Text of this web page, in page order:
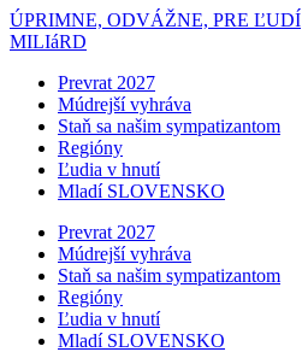
ÚPRIMNE, ODVÁŽNE, PRE ĽUDÍ
MILIáRD
Prevrat 2027
Múdrejší vyhráva
Staň sa našim sympatizantom
Regióny
Ľudia v hnutí
Mladí SLOVENSKO
Prevrat 2027
Múdrejší vyhráva
Staň sa našim sympatizantom
Regióny
Ľudia v hnutí
Mladí SLOVENSKO